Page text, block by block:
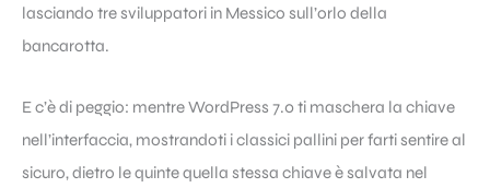
lasciando tre sviluppatori in Messico sull’orlo della
bancarotta.
E c’è di peggio: mentre WordPress 7.0 ti maschera la chiave
nell’interfaccia, mostrandoti i classici pallini per farti sentire al
sicuro, dietro le quinte quella stessa chiave è salvata nel